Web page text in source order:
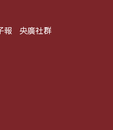
報 央廣社群